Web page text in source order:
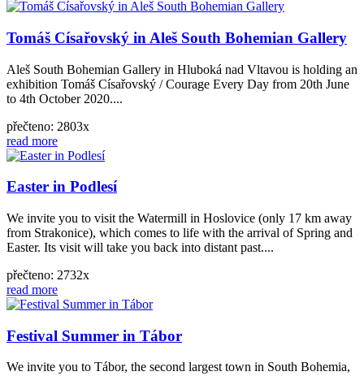
Tomáš Císařovský in Aleš South Bohemian Gallery
Aleš South Bohemian Gallery in Hluboká nad Vltavou is holding an
exhibition Tomáš Císařovský / Courage Every Day from 20th June
to 4th October 2020....
přečteno: 2803x
read more
Easter in Podlesí
We invite you to visit the Watermill in Hoslovice (only 17 km away
from Strakonice), which comes to life with the arrival of Spring and
Easter. Its visit will take you back into distant past....
přečteno: 2732x
read more
Festival Summer in Tábor
We invite you to Tábor, the second largest town in South Bohemia,